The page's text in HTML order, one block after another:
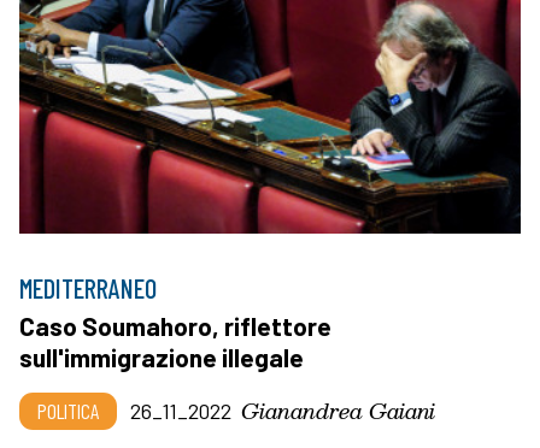
MEDITERRANEO
Caso Soumahoro, riflettore
sull'immigrazione illegale
POLITICA 26_11_2022 Gianandrea Gaiani